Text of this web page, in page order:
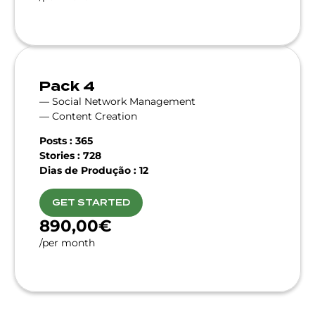
Pack 4
— Social Network Management
— Content Creation
Posts : 365
Stories : 728
Dias de Produção : 12
GET STARTED
890,00€
/per month